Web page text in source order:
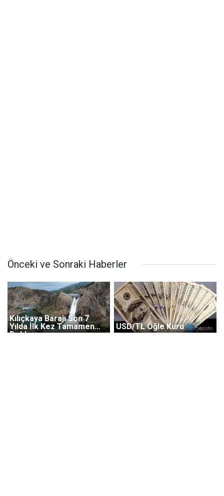
Önceki ve Sonraki Haberler
Kılıçkaya Barajı Son 7
Yılda İlk Kez Tamamen
Doldu
USD/TL Öğle Kuru